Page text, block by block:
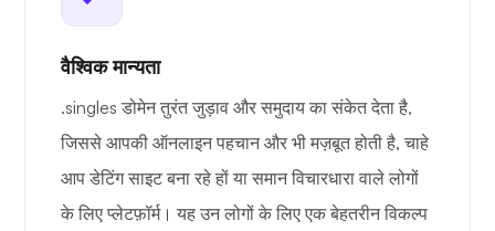
वैश्विक मान्यता
.singles डोमेन तुरंत जुड़ाव और समुदाय का संकेत देता है,
जिससे आपकी ऑनलाइन पहचान और भी मज़बूत होती है, चाहे
आप डेटिंग साइट बना रहे हों या समान विचारधारा वाले लोगों
के लिए प्लेटफ़ॉर्म। यह उन लोगों के लिए एक बेहतरीन विकल्प